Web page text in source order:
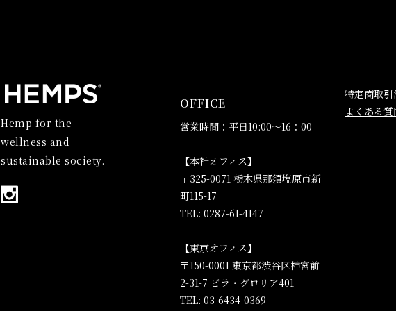
Hemp for the
wellness and
sustainable society.
OFFICE
営業時間：平日10:00～16：00
【本社オフィス】
〒325-0071 栃木県那須塩原市新
町115-17
TEL: 0287-61-4147
【東京オフィス】
〒150-0001 東京都渋谷区神宮前
2-31-7 ビラ・グロリア401
TEL: 03-6434-0369
特定商取引
よくある質